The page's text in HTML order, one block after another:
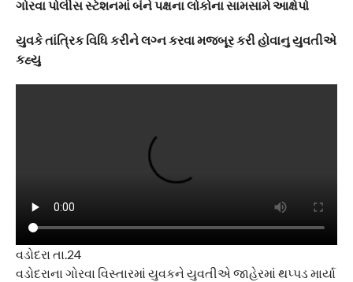
ગોરવા પોલીસ સ્ટેશનમાં બંને પક્ષના લોકોના સામસામે આક્ષેપો
યુવકે તાંત્રિક વિધિ કરીને લગ્ન કરવા મજબૂર કરી હોવાનુ યુવતીએ
કહ્યુ
વડોદરા તા.24
વડોદરાના ગોરવા વિસ્તારમાં યુવકને યુવતીએ જાહેરમાં થપ્પડ માર્યા